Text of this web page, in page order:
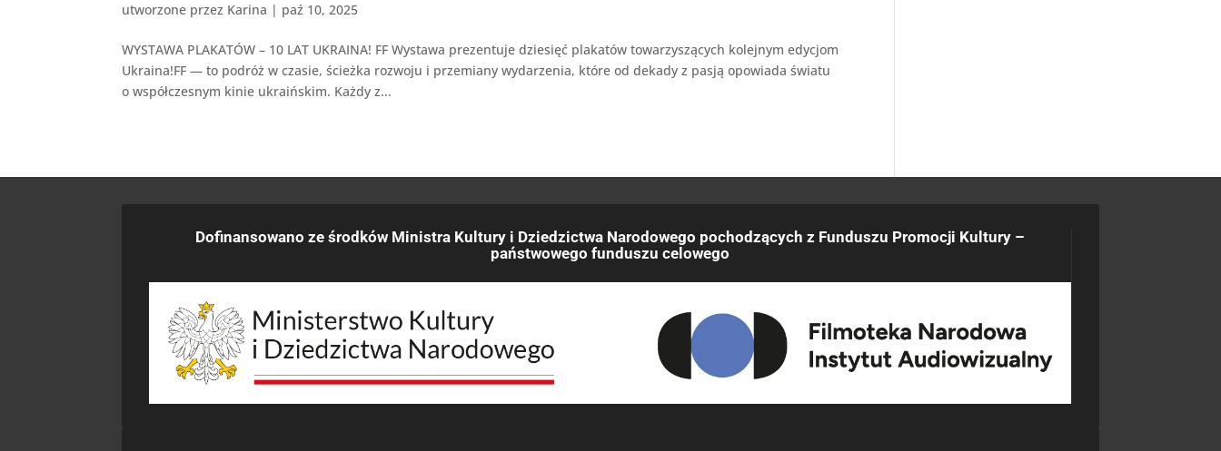
utworzone przez Karina | paź 10, 2025
WYSTAWA PLAKATÓW – 10 LAT UKRAINA! FF Wystawa prezentuje dziesięć plakatów towarzyszących kolejnym edycjom
Ukraina!FF — to podróż w czasie, ścieżka rozwoju i przemiany wydarzenia, które od dekady z pasją opowiada światu
o współczesnym kinie ukraińskim. Każdy z...
Dofinansowano ze środków Ministra Kultury i Dziedzictwa Narodowego pochodzących z Funduszu Promocji Kultury –
państwowego funduszu celowego